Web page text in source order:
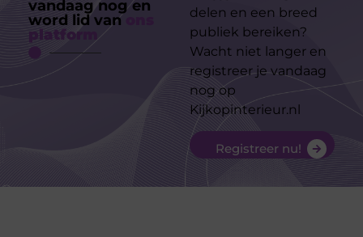
vandaag nog en
word lid van
platform
delen en een breed
publiek bereiken?
Wacht niet langer en
registreer je vandaag
nog op
Kijkopinterieur.nl
Registreer nu!